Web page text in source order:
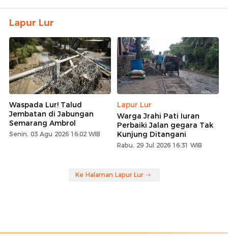
Lapur Lur
Waspada Lur! Talud
Jembatan di Jabungan
Semarang Ambrol
Senin, 03 Agu 2026 16:02 WIB
Lapur Lur
Warga Jrahi Pati Iuran
Perbaiki Jalan gegara Tak
Kunjung Ditangani
Rabu, 29 Jul 2026 16:31 WIB
Ke Halaman Lapur Lur